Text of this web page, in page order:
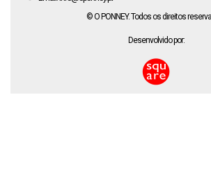
© O PONNEY. Todos os direitos
Desenvolvido por: